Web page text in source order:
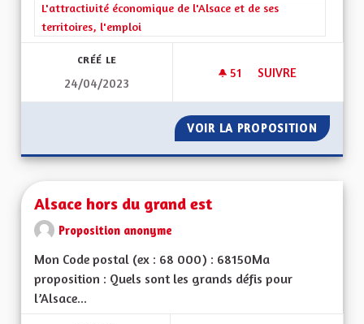
Filtrer les résultats de la catégorie : L'attractivité
L'attractivité économique de l'Alsace et de ses
territoires, l'emploi
CRÉÉ LE
24/04/2023
51 51 ABONNÉS
SUIVRE
VOIR LA PROPOSITION
Alsace hors du grand est
Proposition anonyme
Mon Code postal (ex : 68 000) : 68150Ma
proposition : Quels sont les grands défis pour
l’Alsace...